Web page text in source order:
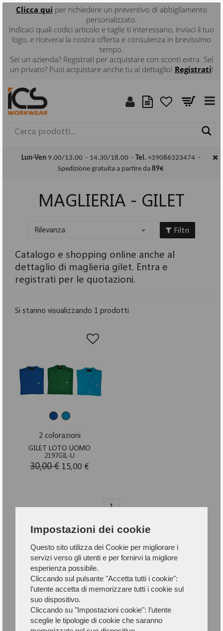
Impostazioni dei cookie
Questo sito utilizza dei Cookie per migliorare i
servizi verso gli utenti e per fornirvi la migliore
esperienza possibile.
Cliccando sul pulsante "Accetta tutti i cookie":
l’utente accetta di memorizzare tutti i cookie sul
suo dispositivo.
Cliccando su "Impostazioni cookie": l’utente
sceglie le tipologie di cookie che saranno
Clicca qui per richiedere un preventivo di abbigliamento
personalizzato.
Indicaci quali codici articolo e taglie ti interessano, inviaci il tuo
logo, e riceverai la nostra offerta e consulenza in brevissimo
tempo.
Sei un azienda? Registrati per acquistare con sconti extra. Sei
un privato? Puoi acquistare anche tu al dettaglio! Registrati!
Lun-Ven 9.00/13.00 - 14.30/18.00 - Tel. +39086323474 -
Spedizione gratuita a partire da 89€
MAGLIERIA - GILET
Rilevanza Filtri
Catalogo e shopping online anche al
dettaglio di maglieria gilet. Entra e
registrati per le quotazioni.
Si stanno visualizzando 1 prodotti
2 colorazioni
GILET LOTO UOMO
2197GIL-U
30,00 € 15,00 €
1
Newsletter
Iscriviti alla Newsletter per rimanere
aggiornato.